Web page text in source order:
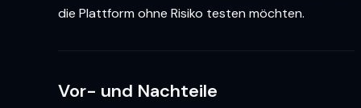
die Plattform ohne Risiko testen möchten.
Vor- und Nachteile